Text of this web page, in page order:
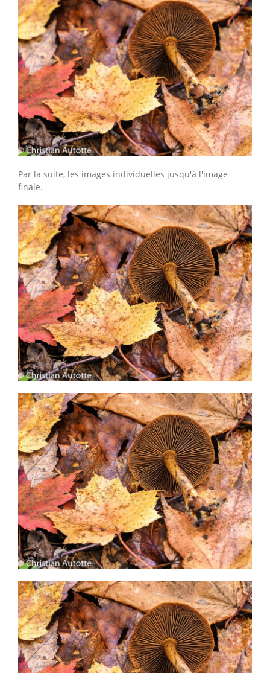
Par la suite, les images individuelles jusqu'à l'image
finale.